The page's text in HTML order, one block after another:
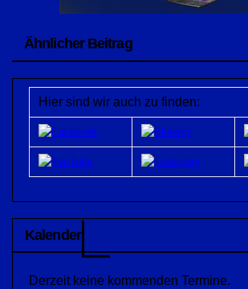
Ähnlicher Beitrag
Hier sind wir auch zu finden:
Kalender
Derzeit keine kommenden Termine.